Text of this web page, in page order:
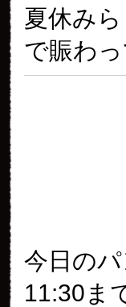
夏休み
で賑わっ
今日の
11:30ま